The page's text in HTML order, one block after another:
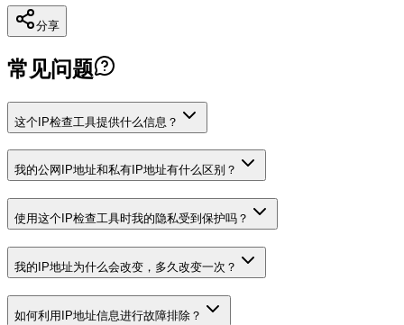
分享
常见问题
这个IP检查工具提供什么信息？
我的公网IP地址和私有IP地址有什么区别？
使用这个IP检查工具时我的隐私受到保护吗？
我的IP地址为什么会改变，多久改变一次？
如何利用IP地址信息进行故障排除？